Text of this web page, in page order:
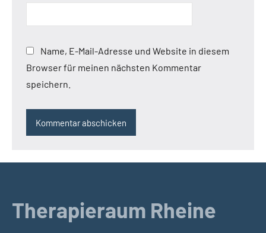
Name, E-Mail-Adresse und Website in diesem
Browser für meinen nächsten Kommentar
speichern.
Therapieraum Rheine